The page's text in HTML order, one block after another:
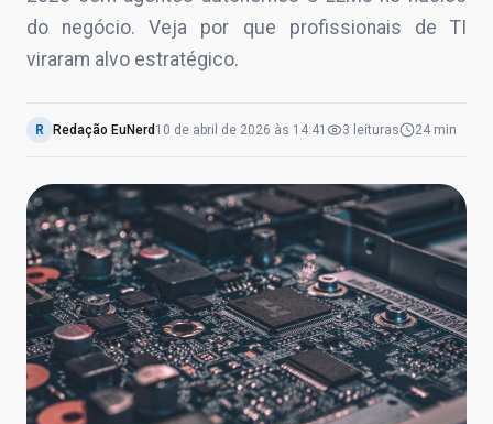
do negócio. Veja por que profissionais de TI
viraram alvo estratégico.
R Redação EuNerd 10 de abril de 2026 às 14:41 3 leituras 24 min